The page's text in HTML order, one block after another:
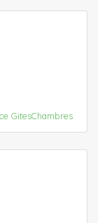
GitesChambres